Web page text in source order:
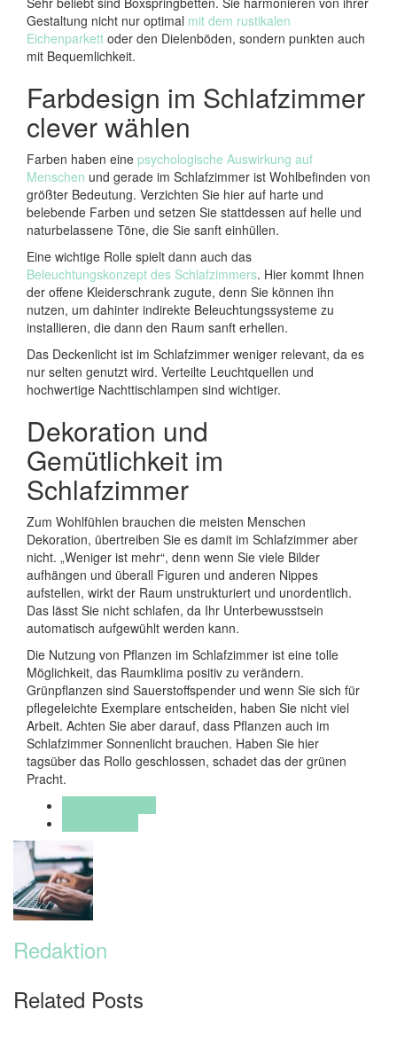
Gestaltung nicht nur optimal mit dem rustikalen
Eichenparkett oder den Dielenböden, sondern punkten auch
mit Bequemlichkeit.
Farbdesign im Schlafzimmer
clever wählen
Farben haben eine psychologische Auswirkung auf
Menschen und gerade im Schlafzimmer ist Wohlbefinden von
größter Bedeutung. Verzichten Sie hier auf harte und
belebende Farben und setzen Sie stattdessen auf helle und
naturbelassene Töne, die Sie sanft einhüllen.
Eine wichtige Rolle spielt dann auch das
Beleuchtungskonzept des Schlafzimmers. Hier kommt Ihnen
der offene Kleiderschrank zugute, denn Sie können ihn
nutzen, um dahinter indirekte Beleuchtungssysteme zu
installieren, die dann den Raum sanft erhellen.
Das Deckenlicht ist im Schlafzimmer weniger relevant, da es
nur selten genutzt wird. Verteilte Leuchtquellen und
hochwertige Nachttischlampen sind wichtiger.
Dekoration und
Gemütlichkeit im
Schlafzimmer
Zum Wohlfühlen brauchen die meisten Menschen
Dekoration, übertreiben Sie es damit im Schlafzimmer aber
nicht. „Weniger ist mehr“, denn wenn Sie viele Bilder
aufhängen und überall Figuren und anderen Nippes
aufstellen, wirkt der Raum unstrukturiert und unordentlich.
Das lässt Sie nicht schlafen, da Ihr Unterbewusstsein
automatisch aufgewühlt werden kann.
Die Nutzung von Pflanzen im Schlafzimmer ist eine tolle
Möglichkeit, das Raumklima positiv zu verändern.
Grünpflanzen sind Sauerstoffspender und wenn Sie sich für
pflegeleichte Exemplare entscheiden, haben Sie nicht viel
Arbeit. Achten Sie aber darauf, dass Pflanzen auch im
Schlafzimmer Sonnenlicht brauchen. Haben Sie hier
tagsüber das Rollo geschlossen, schadet das der grünen
Pracht.
Redaktion
Related Posts